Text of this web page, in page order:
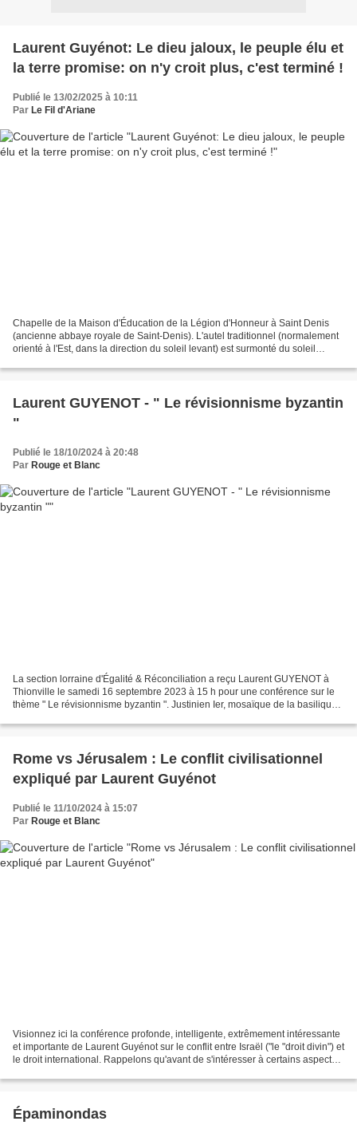
Laurent Guyénot: Le dieu jaloux, le peuple élu et
la terre promise: on n'y croit plus, c'est terminé !
Publié le 13/02/2025 à 10:11
Par Le Fil d'Ariane
Chapelle de la Maison d'Éducation de la Légion d'Honneur à Saint Denis
(ancienne abbaye royale de Saint-Denis). L'autel traditionnel (normalement
orienté à l'Est, dans la direction du soleil levant) est surmonté du soleil
Laurent GUYENOT - " Le révisionnisme byzantin
"
Publié le 18/10/2024 à 20:48
Par Rouge et Blanc
La section lorraine d'Égalité & Réconciliation a reçu Laurent GUYENOT à
Thionville le samedi 16 septembre 2023 à 15 h pour une conférence sur le
thème " Le révisionnisme byzantin ". Justinien Ier, mosaïque de la basilique
Rome vs Jérusalem : Le conflit civilisationnel
expliqué par Laurent Guyénot
Publié le 11/10/2024 à 15:07
Par Rouge et Blanc
Visionnez ici la conférence profonde, intelligente, extrêmement intéressante
et importante de Laurent Guyénot sur le conflit entre Israël ("le "droit divin") et
le droit international. Rappelons qu'avant de s'intéresser à certains aspects
Épaminondas